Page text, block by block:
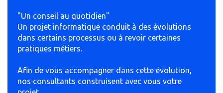
"Un conseil au quotidien"
Un projet informatique conduit à des évolutions
dans certains processus ou à revoir certaines
pratiques métiers.
Afin de vous accompagner dans cette évolution,
nos consultants construisent avec vous votre